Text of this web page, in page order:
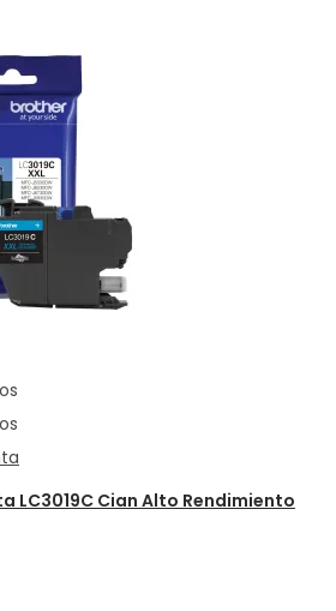
LC3019C Cian Alto Rendimiento